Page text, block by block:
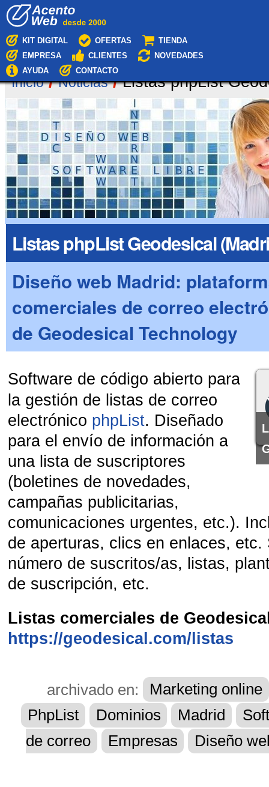
KIT DIGITAL OFERTAS
TIENDA
EMPRESA
CLIENTES
NOVEDADES
AYUDA
CONTACTO
Inicio /Noticias /Listas phpList
Listas phpList Geodesical
Diseño web Madrid:
comerciales de correo
de Geodesical Technology
Software de código abierto para
la gestión de listas de correo
electrónico phpList. Diseñado
para el envío de información a
una lista de suscriptores
(boletines de novedades,
campañas publicitarias,
comunicaciones urgentes, etc.).
de aperturas, clics en enlaces, etc.
número de suscritos/as, listas,
de suscripción, etc.
Listas comerciales de
https://geodesical.com/listas
archivado en:
Marketing online
PhpList
Dominios Madrid
de correo
Empresas Diseño